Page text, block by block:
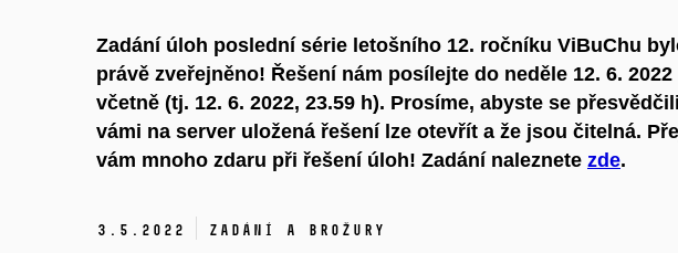
Zadání úloh poslední série letošního 12. ročníku ViBuChu
právě zveřejněno! Řešení nám posílejte do neděle 12. 6. 2022
včetně (tj. 12. 6. 2022, 23.59 h). Prosíme, abyste se
vámi na server uložená řešení lze otevřít a že jsou čitelná.
vám mnoho zdaru při řešení úloh! Zadání naleznete zde.
3. 5. 2022 Zadání a brožury